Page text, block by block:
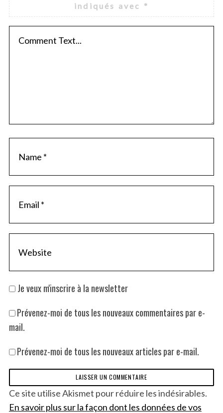
indiqués avec *
Je veux m'inscrire à la newsletter
Prévenez-moi de tous les nouveaux commentaires par e-
mail.
Prévenez-moi de tous les nouveaux articles par e-mail.
Ce site utilise Akismet pour réduire les indésirables.
En savoir plus sur la façon dont les données de vos